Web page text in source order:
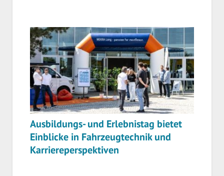
Ausbildungs- und Erlebnistag bietet
Einblicke in Fahrzeugtechnik und
Karriereperspektiven